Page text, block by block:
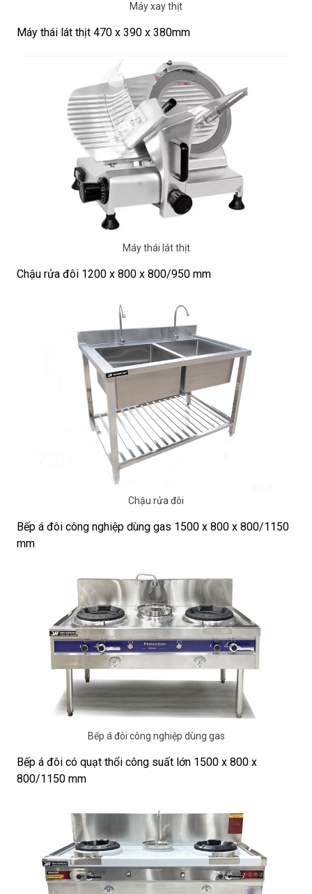
Máy xay thịt
Máy thái lát thịt 470 x 390 x 380mm
Máy thái lát thịt
Chậu rửa đôi 1200 x 800 x 800/950 mm
Chậu rửa đôi
Bếp á đôi công nghiệp dùng gas 1500 x 800 x 800/1150
mm
Bếp á đôi công nghiệp dùng gas
Bếp á đôi có quạt thổi công suất lớn 1500 x 800 x
800/1150 mm